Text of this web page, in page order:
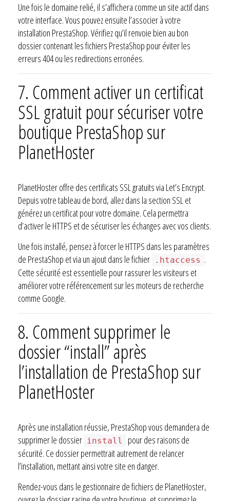
Une fois le domaine relié, il s’affichera comme un site actif dans
votre interface. Vous pouvez ensuite l’associer à votre
installation PrestaShop. Vérifiez qu’il renvoie bien au bon
dossier contenant les fichiers PrestaShop pour éviter les
erreurs 404 ou les redirections erronées.
7. Comment activer un certificat
SSL gratuit pour sécuriser votre
boutique PrestaShop sur
PlanetHoster
PlanetHoster offre des certificats SSL gratuits via Let’s Encrypt.
Depuis votre tableau de bord, allez dans la section SSL et
générez un certificat pour votre domaine. Cela permettra
d’activer le HTTPS et de sécuriser les échanges avec vos clients.
Une fois installé, pensez à forcer le HTTPS dans les paramètres
de PrestaShop et via un ajout dans le fichier
.htaccess .
Cette sécurité est essentielle pour rassurer les visiteurs et
améliorer votre référencement sur les moteurs de recherche
comme Google.
8. Comment supprimer le
dossier “install” après
l’installation de PrestaShop sur
PlanetHoster
Après une installation réussie, PrestaShop vous demandera de
supprimer le dossier install
pour des raisons de
sécurité. Ce dossier permettrait autrement de relancer
l’installation, mettant ainsi votre site en danger.
Rendez-vous dans le gestionnaire de fichiers de PlanetHoster,